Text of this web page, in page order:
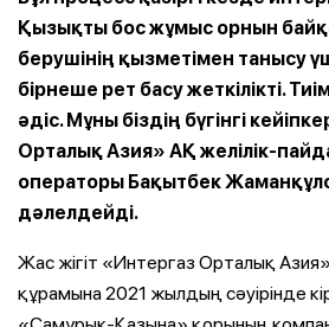
Қызықты бос жұмыс орнын
берушінің қызметімен танысу
бірнеше рет басу жеткілікті.
әдіс. Мұны біздің бүгінгі
Орталық Азия» АҚ желілік-
операторы Бақытбек
дәлелдейді.
Жас жігіт «Интергаз Орталық
құрамына 2021 жылдың сәуірінде